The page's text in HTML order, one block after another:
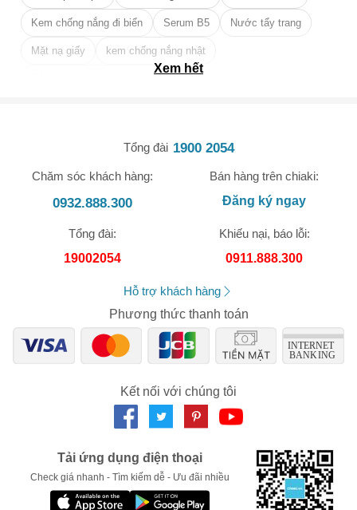
Kem chống nắng đi biển Serum B5 Nước tẩy trang
Mặt nạ giấy kem chống nắng nhật
Tẩy tế bào chết da mặt tốt nhất
Xem hết
Tổng đài 1900 2054
Chăm sóc khách hàng:
0932.888.300
Bán hàng trên chiaki:
Đăng ký ngay
Tổng đài:
19002054
Khiếu nại, báo lỗi:
0911.888.300
Hỗ trợ khách hàng
Phương thức thanh toán
Kết nối với chúng tôi
Tải ứng dụng điện thoại
Check giá nhanh - Tìm kiếm dễ - Ưu đãi nhiều
🎁 Đừng Bỏ Lỡ! 🎁
Mã Giảm Giá Dành Riêng Cho Bạn
Giảm ngay cho bất kỳ đơn hàng nào.
Số lần áp dụng:1lần
Áp dụng cho đơn hàng từ:0
Chỉ áp dụng cho gian hàng:
Ngày hết hạn:
LẤY MÃ NGAY